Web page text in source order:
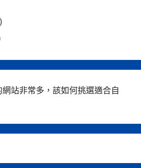
網站非常多，該如何挑選適合自